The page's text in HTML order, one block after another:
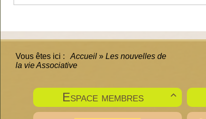
Vous êtes ici : Accueil » Les nouvelles de
la vie Associative

Espace membres